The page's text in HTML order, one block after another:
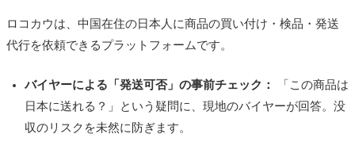
ロコカウは、中国在住の日本人に商品の買い付け・検品・発送
代行を依頼できるプラットフォームです。
バイヤーによる「発送可否」の事前チェック：
「この商品は
日本に送れる？」という疑問に、現地のバイヤーが回答。没
収のリスクを未然に防ぎます。